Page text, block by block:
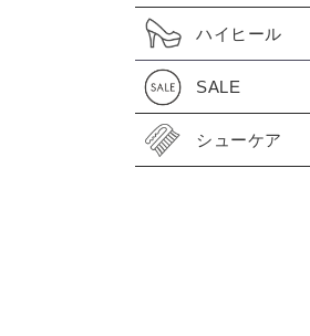
ハイヒール
SALE
シューケア